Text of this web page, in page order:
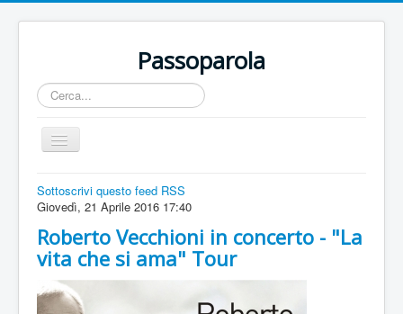
Passoparola
Cerca...
Cambia
navigazione
Home
Territorio
Incontri
Eventi
Artisti
Sottoscrivi questo feed RSS
Giovedì, 21 Aprile 2016 17:40
Roberto Vecchioni in concerto - "La
vita che si ama" Tour